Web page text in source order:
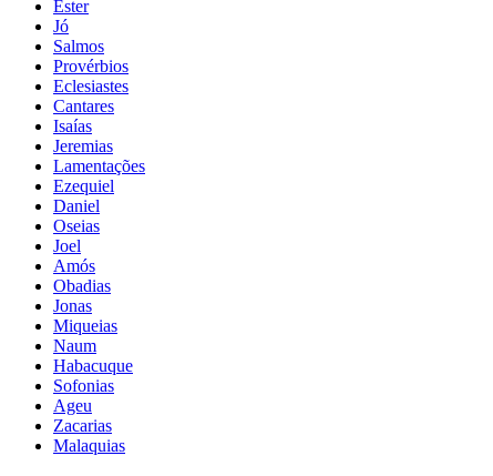
Ester
Jó
Salmos
Provérbios
Eclesiastes
Cantares
Isaías
Jeremias
Lamentações
Ezequiel
Daniel
Oseias
Joel
Amós
Obadias
Jonas
Miqueias
Naum
Habacuque
Sofonias
Ageu
Zacarias
Malaquias